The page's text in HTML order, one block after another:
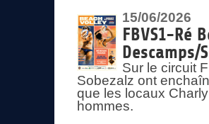
15/06/2026
FBVS1-Ré
Descamps/
Sur le circuit
Sobezalz ont
que les locaux
hommes.